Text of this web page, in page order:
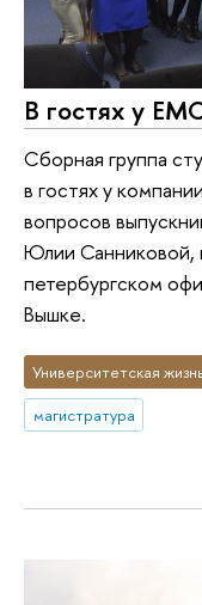
В гостях у
Сборная группа
в гостях у
вопросов
Юлии Санниковой,
петербургском
Вышке.
Университетская
магистратура